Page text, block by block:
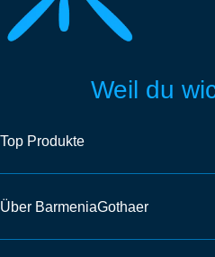
Weil du
Top Produkte
Über BarmeniaGothaer